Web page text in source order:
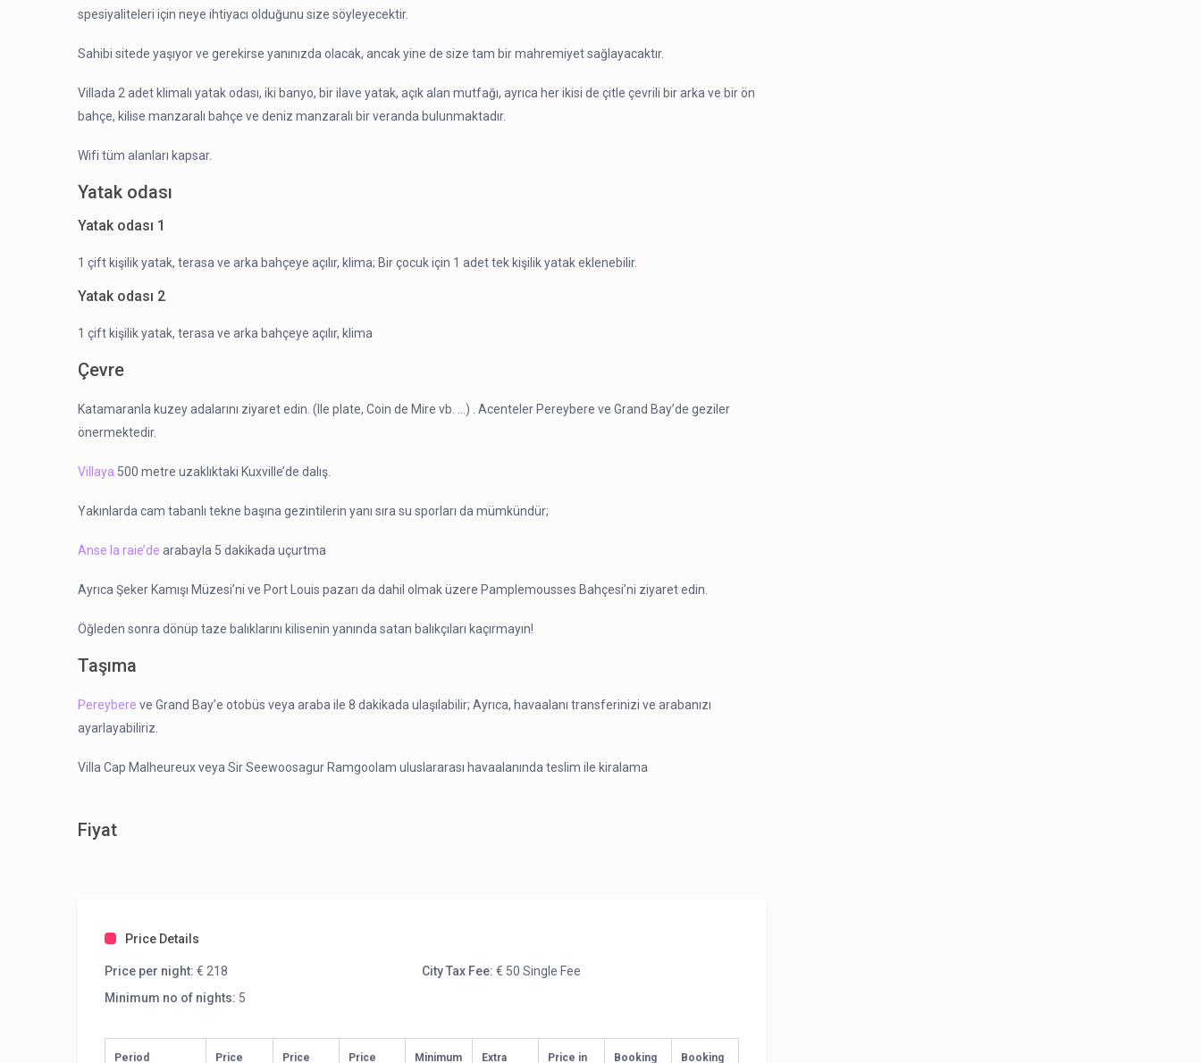
spesiyaliteleri için neye ihtiyacı olduğunu size söyleyecektir.
Sahibi sitede yaşıyor ve gerekirse yanınızda olacak, ancak yine de size tam bir mahremiyet sağlayacaktır.
Villada 2 adet klimalı yatak odası, iki banyo, bir ilave yatak, açık alan mutfağı, ayrıca her ikisi de çitle çevrili bir arka ve bir ön
bahçe, kilise manzaralı bahçe ve deniz manzaralı bir veranda bulunmaktadır.
Wifi tüm alanları kapsar.
Yatak odası
Yatak odası 1
1 çift kişilik yatak, terasa ve arka bahçeye açılır, klima; Bir çocuk için 1 adet tek kişilik yatak eklenebilir.
Yatak odası 2
1 çift kişilik yatak, terasa ve arka bahçeye açılır, klima
Çevre
Katamaranla kuzey adalarını ziyaret edin. (Ile plate, Coin de Mire vb. …) . Acenteler Pereybere ve Grand Bay’de geziler
önermektedir.
Villaya 500 metre uzaklıktaki Kuxville’de dalış.
Yakınlarda cam tabanlı tekne başına gezintilerin yanı sıra su sporları da mümkündür;
Anse la raie’de arabayla 5 dakikada uçurtma
Ayrıca Şeker Kamışı Müzesi’ni ve Port Louis pazarı da dahil olmak üzere Pamplemousses Bahçesi’ni ziyaret edin.
Öğleden sonra dönüp taze balıklarını kilisenin yanında satan balıkçıları kaçırmayın!
Taşıma
Pereybere ve Grand Bay’e otobüs veya araba ile 8 dakikada ulaşılabilir; Ayrıca, havaalanı transferinizi ve arabanızı
ayarlayabiliriz.
Villa Cap Malheureux veya Sir Seewoosagur Ramgoolam uluslararası havaalanında teslim ile kiralama
Fiyat
Price Details
Price per night: € 218 City Tax Fee: € 50 Single Fee
Minimum no of nights: 5
Period
Price
Price
Price
Minimum
Extra
Price in
Booking
Booking